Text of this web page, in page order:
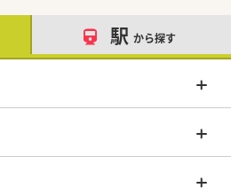
駅 から探す